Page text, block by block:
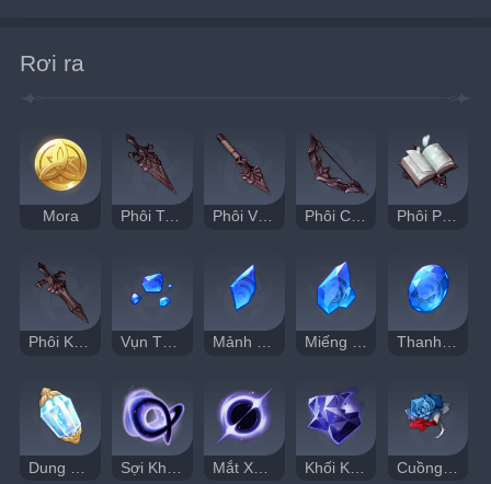
Rơi ra
Mora Phôi Trọng Kiếm Trung Địa Phôi Vũ Khí Cán Dài Trung Địa Phôi Cung Trung Địa Phôi Pháp Khí Trung Địa
Phôi Kiếm Đơn Trung Địa Vụn Thanh Kim Sạch Mảnh Thanh Kim Sạch Miếng Thanh Kim Sạch Thanh Kim Sạch
Dung Môi Ảo Mộng Sợi Không Ánh Sáng Mắt Xoáy Không Ánh Sáng Khối Không Ánh Sáng Cuồng Chiến